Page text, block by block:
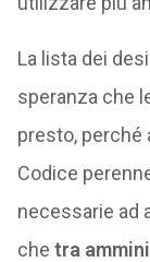
La lista dei
speranza che
presto, perché
Codice
necessarie ad
che tra